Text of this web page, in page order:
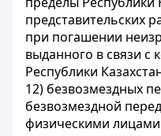
представительских
при погашении
выданного в связи с
Республики
12) безвозмездных
безвозмездной
физическими